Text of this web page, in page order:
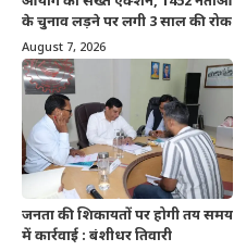
के चुनाव लड़ने पर लगी 3 साल की रोक
August 7, 2026
जनता की शिकायतों पर होगी तय समय
में कार्रवाई : बंशीधर तिवारी